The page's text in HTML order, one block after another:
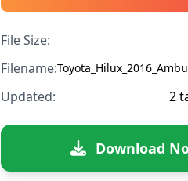
File Size:
Filename:
Updated: 2
Download